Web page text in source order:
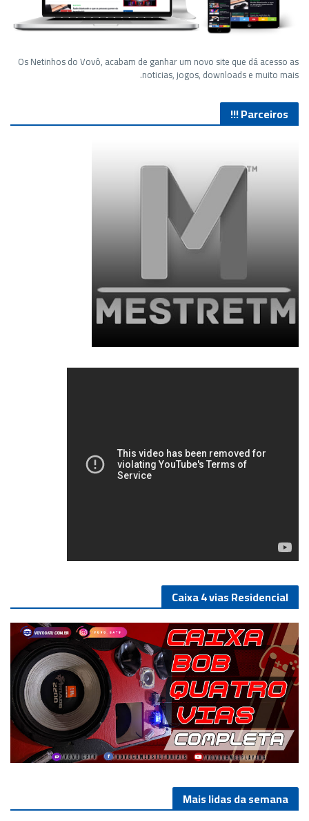
Os Netinhos do Vovô, acabam de ganhar um novo site que dá acesso as
noticias, jogos, downloads e muito mais.
Parceiros !!!
Lives de Gameplay no Facebook Gaming e muito mais
Caixa 4 vias Residencial
Mais lidas da semana